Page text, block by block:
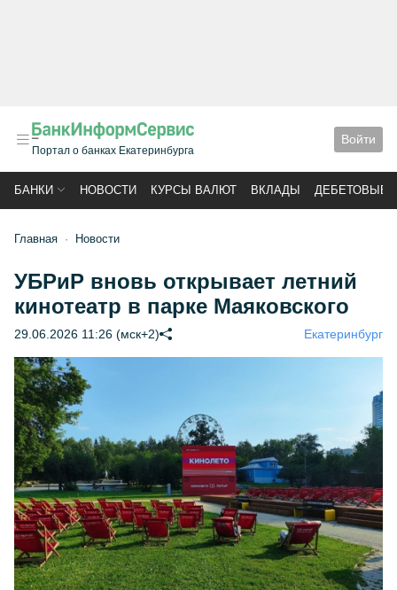
Портал о банках Екатеринбурга
Войти
БАНКИ НОВОСТИ КУРСЫ ВАЛЮТ ВКЛАДЫ ДЕБЕТОВЫЕ
Главная Новости
УБРиР вновь открывает летний
кинотеатр в парке Маяковского
29.06.2026 11:26 (мск+2) Екатеринбург